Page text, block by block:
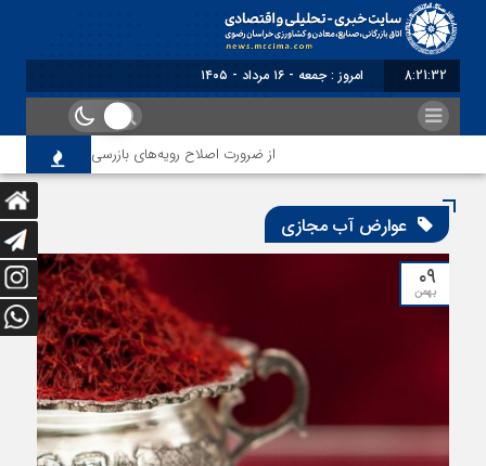
8:21:32 امروز : جمعه - ۱۶ مرداد - ۱۴۰۵
از ضرورت اصلاح رویه‌های بازرسی تا لزوم اصلاح
عوارض آب مجازی
۰۹
بهمن